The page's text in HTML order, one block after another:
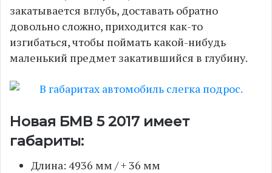
закатывается вглубь, доставать обратно
довольно сложно, приходится как-то
изгибаться, чтобы поймать какой-нибудь
маленький предмет закатившийся в глубину.
Новая БМВ 5 2017 имеет
габариты:
Длина: 4936 мм / + 36 мм